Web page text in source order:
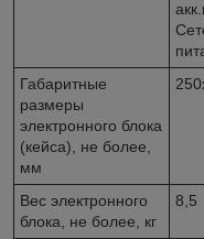
Габаритные
размеры
электронного блока
(кейса), не более,
мм
Вес электронного
блока, не более, кг
8,5